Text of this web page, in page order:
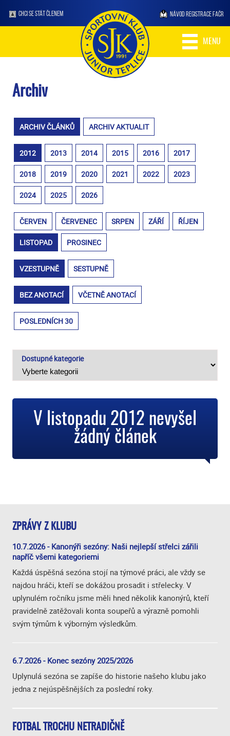
CHCI SE STÁT ČLENEM NÁVOD REGISTRACE FAČR
MENU
Archiv
ARCHIV ČLÁNKŮ ARCHIV AKTUALIT
2012 2013 2014 2015 2016 2017
2018 2019 2020 2021 2022 2023
2024 2025 2026
ČERVEN ČERVENEC SRPEN ZÁŘÍ ŘÍJEN
LISTOPAD PROSINEC
VZESTUPNĚ SESTUPNĚ
BEZ ANOTACÍ VČETNĚ ANOTACÍ
POSLEDNÍCH 30
Dostupné kategorie
V listopadu 2012 nevyšel
žádný článek
ZPRÁVY Z KLUBU
10.7.2026 - Kanonýři sezóny: Naši nejlepší střelci zářili
napříč všemi kategoriemi
Každá úspěšná sezóna stojí na týmové práci, ale vždy se
najdou hráči, kteří se dokážou prosadit i střelecky. V
uplynulém ročníku jsme měli hned několik kanonýrů, kteří
pravidelně zatěžovali konta soupeřů a výrazně pomohli
svým týmům k výborným výsledkům.
6.7.2026 - Konec sezóny 2025/2026
Uplynulá sezóna se zapíše do historie našeho klubu jako
jedna z nejúspěšnějších za poslední roky.
FOTBAL TROCHU NETRADIČNĚ